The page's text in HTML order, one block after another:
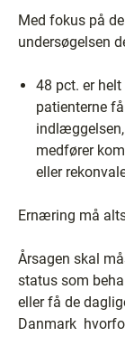
Med fokus på
undersøgelsen
48 pct. er
patienterne
medfører
eller
Ernæring må
Årsagen skal
status som
eller få de
Danmark